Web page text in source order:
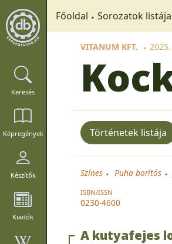
Keresés
Képregények
Készítők
Kiadók
Főoldal Sorozatok listája
VITANUM KFT. 2025.
Történetek listája
Színes Puha borítós
ISBN/ISSN
0230-4600
A kutyafejes